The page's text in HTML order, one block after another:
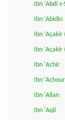
Ibn 'Abdi s-
Ibn 'Abidin
Ibn 'Açakir
Ibn 'Açakir
Ibn 'Achir
Ibn 'Achour
Ibn 'Allan
Ibn 'Aqil